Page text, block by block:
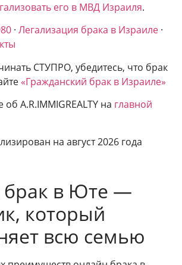
его в МВД Израиля.
· Легализация брака в Израиле ·
СТУПРО, убедитесь, что брак
«Гражданский брак в Израиле»
A.R.IMMIGREALTY на главной
на август 2026 года
в Юте —
который
всю семью